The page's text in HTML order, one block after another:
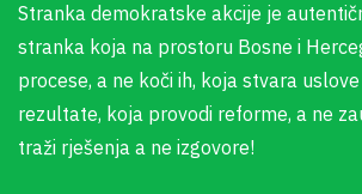
Stranka demokratske akcije je
stranka koja na prostoru Bosne i
procese, a ne koči ih, koja stvara
rezultate, koja provodi reforme, a ne
traži rješenja a ne izgovore!